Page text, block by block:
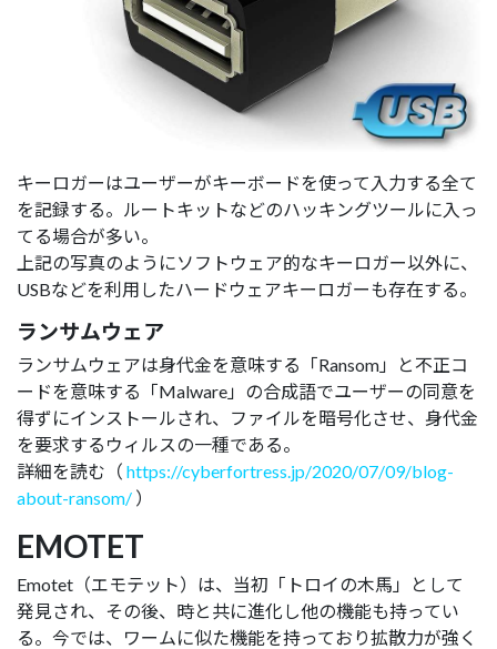
キーロガーはユーザーがキーボードを使って入力する全て
を記録する。ルートキットなどのハッキングツールに入っ
てる場合が多い。
上記の写真のようにソフトウェア的なキーロガー以外に、
USBなどを利用したハードウェアキーロガーも存在する。
ランサムウェア
ランサムウェアは身代金を意味する「Ransom」と不正コ
ードを意味する「Malware」の合成語でユーザーの同意を
得ずにインストールされ、ファイルを暗号化させ、身代金
を要求するウィルスの一種である。
詳細を読む（ https://cyberfortress.jp/2020/07/09/blog-
about-ransom/ ）
EMOTET
Emotet（エモテット）は、当初「トロイの木馬」として
発見され、その後、時と共に進化し他の機能も持ってい
る。今では、ワームに似た機能を持っており拡散力が強く